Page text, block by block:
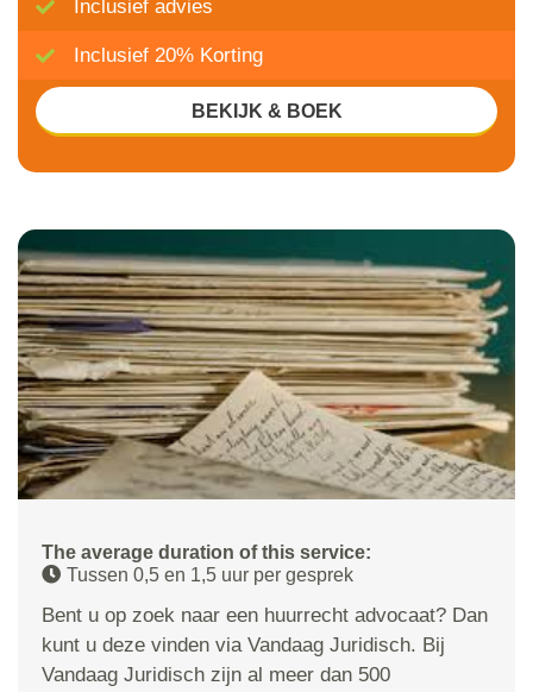
The average duration of this service:
Tussen 0,5 en 1,5 uur per gesprek
Bent u op zoek naar een huurrecht advocaat? Dan
kunt u deze vinden via Vandaag Juridisch. Bij
Vandaag Juridisch zijn al meer dan 500
Inclusief advies
Inclusief 20% Korting
BEKIJK & BOEK